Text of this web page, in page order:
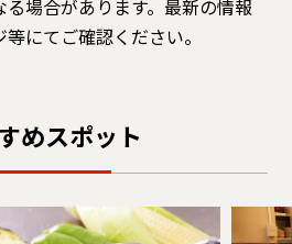
る場合があります。最新の情報
にてご確認ください。
めスポット